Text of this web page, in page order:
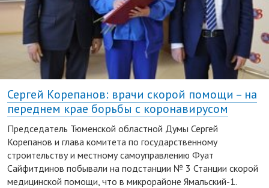
Сергей Корепанов: врачи скорой помощи – на
переднем крае борьбы с коронавирусом
Председатель Тюменской областной Думы Сергей
Корепанов и глава комитета по государственному
строительству и местному самоуправлению Фуат
Сайфитдинов побывали на подстанции № 3 Станции скорой
медицинской помощи, что в микрорайоне Ямальский-1.